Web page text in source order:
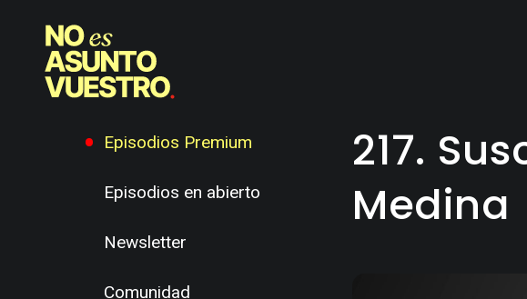
Episodios Premium
Episodios en abierto
Newsletter
Comunidad
217.
Medina